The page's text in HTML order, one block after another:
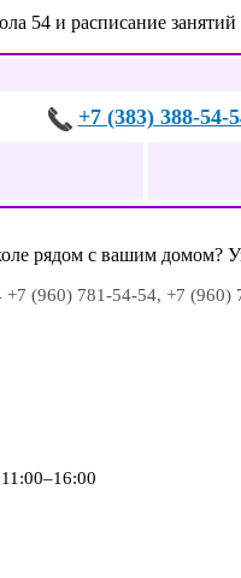
54 и расписание
+7 (383) 388-54-
рядом с вашим домом?
+7 (960) 781-54-54, +7 (960)